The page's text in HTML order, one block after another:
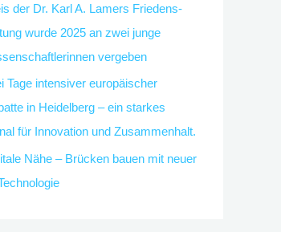
der Dr. Karl A. Lamers Friedens-
wurde 2025 an zwei junge
vergeben
Tage intensiver europäischer
in Heidelberg – ein starkes
für Innovation und Zusammenhalt.
Nähe – Brücken bauen mit neuer